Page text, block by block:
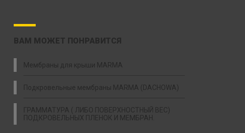
ВАМ МОЖЕТ ПОНРАВИТСЯ
Мембраны для крыши MARMA
Подкровельные мембраны MARMA (DACHOWA)
ГРАММАТУРА ( ЛИБО ПОВЕРХНОСТНЫЙ ВЕС)
ПОДКРОВЕЛЬНЫХ ПЛЕНОК И МЕМБРАН.